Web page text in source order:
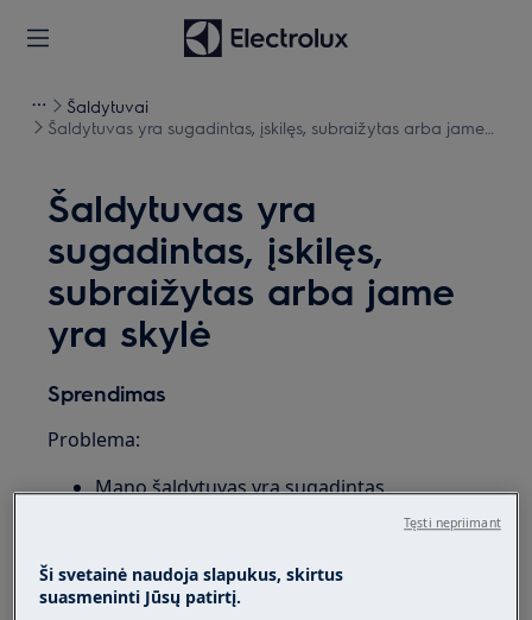
Šaldytuvai
Šaldytuvas yra sugadintas, įskilęs, subraižytas arba jame
Šaldytuvas yra
sugadintas, įskilęs,
subraižytas arba jame
yra skylė
Sprendimas
Problema:
Mano šaldytuvas yra sugadintas
Šaldiklis
Šaldytuvas
Ši svetainė naudoja slapukus, skirtus
suasmeninti Jūsų patirtį.
Tęsti nepriimant